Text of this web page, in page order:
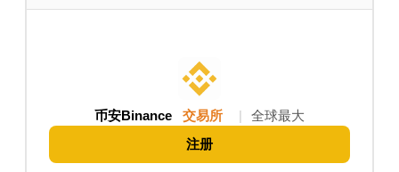
币安Binance 交易所 全球最大
注册